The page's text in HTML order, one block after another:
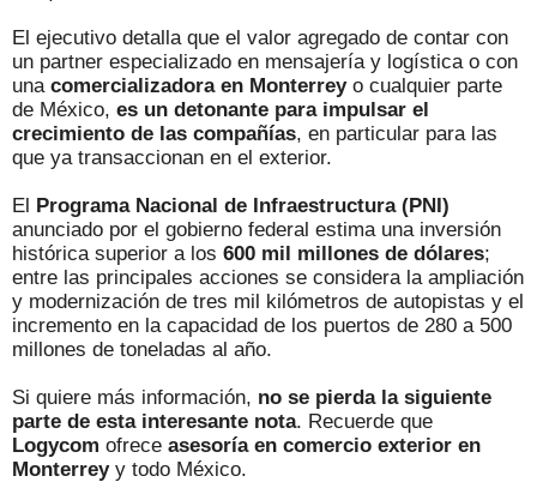
El ejecutivo detalla que el valor agregado de contar con
un partner especializado en mensajería y logística o con
una comercializadora en Monterreyo cualquier parte
de México, es un detonante para impulsar el
crecimiento de las compañías, en particular para las
que ya transaccionan en el exterior.
El Programa Nacional de Infraestructura (PNI)
anunciado por el gobierno federal estima una inversión
histórica superior a los 600 mil millones de dólares;
entre las principales acciones se considera la ampliación
y modernización de tres mil kilómetros de autopistas y el
incremento en la capacidad de los puertos de 280 a 500
millones de toneladas al año.
Si quiere más información, no se pierda la siguiente
parte de esta interesante nota. Recuerde que
Logycom ofrece asesoría en comercio exterior en
Monterrey y todo México.